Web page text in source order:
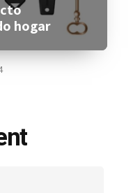
hogar